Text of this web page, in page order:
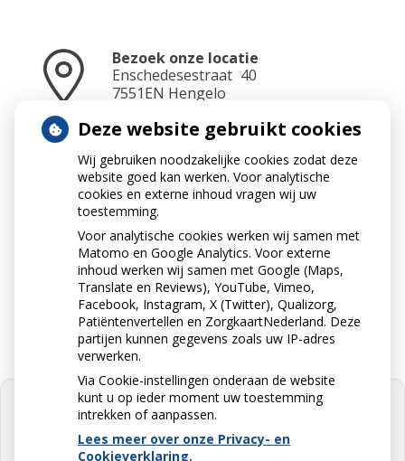
Bezoek onze locatie
Enschedesestraat 40
7551EN Hengelo
Neem contact op
074 - 2910765
Stuur ons een e-mail
info@apotheekdevries.nl
Deze website gebruikt cookies
Wij gebruiken noodzakelijke cookies zodat deze
website goed kan werken. Voor analytische
cookies en externe inhoud vragen wij uw
toestemming.
Voor analytische cookies werken wij samen met
Matomo en Google Analytics. Voor externe
inhoud werken wij samen met Google (Maps,
Translate en Reviews), YouTube, Vimeo,
Facebook, Instagram, X (Twitter), Qualizorg,
Patiëntenvertellen en ZorgkaartNederland. Deze
partijen kunnen gegevens zoals uw IP-adres
verwerken.
Via Cookie-instellingen onderaan de website
kunt u op ieder moment uw toestemming
intrekken of aanpassen.
Lees meer over onze Privacy- en
Cookieverklaring.